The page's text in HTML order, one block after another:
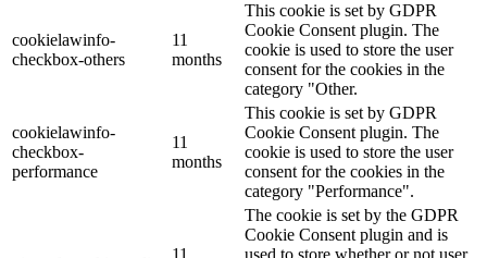
cookielawinfo-
checkbox-others
11
months
This cookie is set by GDPR
Cookie Consent plugin. The
cookie is used to store the user
consent for the cookies in the
category "Other.
cookielawinfo-
checkbox-
performance
11
months
This cookie is set by GDPR
Cookie Consent plugin. The
cookie is used to store the user
consent for the cookies in the
category "Performance".
11
The cookie is set by the GDPR
Cookie Consent plugin and is
used to store whether or not user